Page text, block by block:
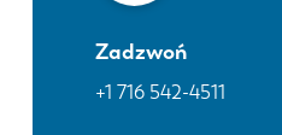
Zadzwoń
+1 716 542-4511